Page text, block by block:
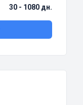
30 - 1080 дн.